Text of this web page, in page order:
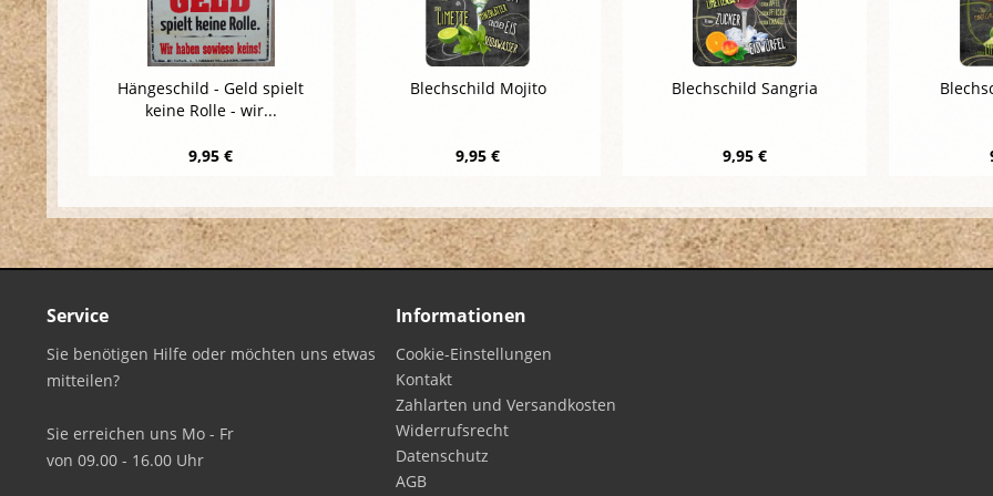
Hängeschild - Geld spielt
keine Rolle - wir...
9,95 €
Blechschild Mojito
9,95 €
Blechschild Sangria
9,95 €
Service
Sie benötigen Hilfe oder möchten uns etwas
mitteilen?
Sie erreichen uns Mo - Fr
von 09.00 - 16.00 Uhr
Informationen
Cookie-Einstellungen
Kontakt
Zahlarten und Versandkosten
Widerrufsrecht
Datenschutz
AGB